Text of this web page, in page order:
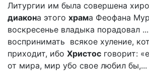
Литургии им была совершена
диакона этого храма Феофана
воскресенье владыка порадовал
воспринимать всякое хуление,
приходит, ибо Христос говорит:
от мира, мир убо свое любил бы,...